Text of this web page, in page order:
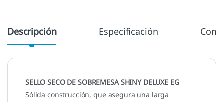
Descripción Especificación
SELLO SECO DE SOBREMESA SHINY DELUXE EG
Sólida construcción, que asegura una larga